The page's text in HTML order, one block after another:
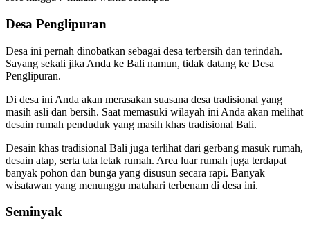
Desa Penglipuran
Desa ini pernah dinobatkan sebagai desa terbersih dan terindah.
Sayang sekali jika Anda ke Bali namun, tidak datang ke Desa
Penglipuran.
Di desa ini Anda akan merasakan suasana desa tradisional yang
masih asli dan bersih. Saat memasuki wilayah ini Anda akan melihat
desain rumah penduduk yang masih khas tradisional Bali.
Desain khas tradisional Bali juga terlihat dari gerbang masuk rumah,
desain atap, serta tata letak rumah. Area luar rumah juga terdapat
banyak pohon dan bunga yang disusun secara rapi. Banyak
wisatawan yang menunggu matahari terbenam di desa ini.
Seminyak